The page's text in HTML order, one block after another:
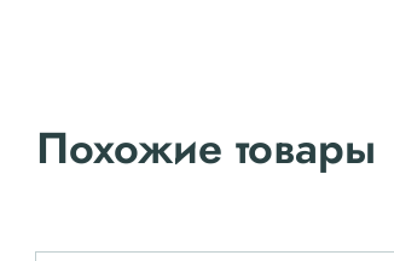
Похожие товары